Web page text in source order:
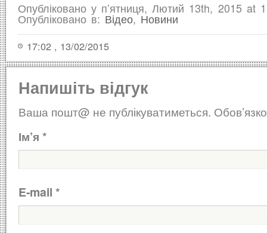
Опубліковано у п’ятниця, Лютий 13th, 2015 at
Опубліковано в: Відео, Новини
17:02 , 13/02/2015
Напишіть відгук
Ваша пошт@ не публікуватиметься.
Ім’я *
E-mail *